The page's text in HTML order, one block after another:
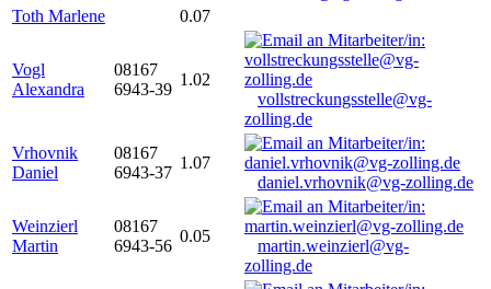
Toth Marlene
0.07
Vogl
Alexandra
08167
6943-39
1.02
vollstreckungsstelle@vg-
zolling.de
Vrhovnik
Daniel
08167
6943-37
1.07
daniel.vrhovnik@vg-zolling.de
Weinzierl
Martin
08167
6943-56
0.05
martin.weinzierl@vg-
zolling.de